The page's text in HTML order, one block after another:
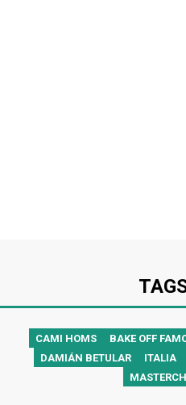
CAMI HOMS BAKE OFF
DAMIÁN BETULAR
ITALIA